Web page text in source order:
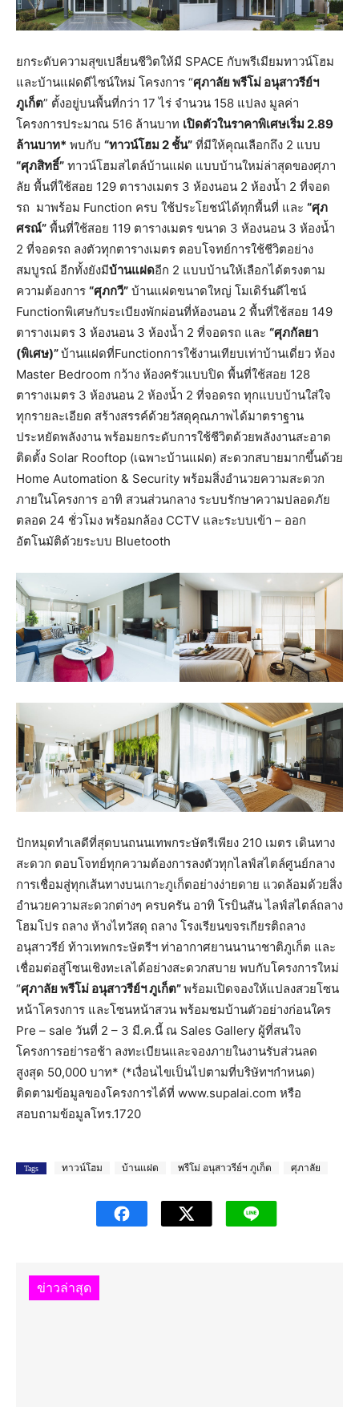
ยกระดับความสุขเปลี่ยนชีวิตให้มี SPACE กับพรีเมียมทาวน์โฮม
และบ้านแฝดดีไซน์ใหม่ โครงการ “ศุภาลัย พรีโม่ อนุสาวรีย์ฯ
ภูเก็ต” ตั้งอยู่บนพื้นที่กว่า 17 ไร่ จำนวน 158 แปลง มูลค่า
โครงการประมาณ 516 ล้านบาท เปิดตัวในราคาพิเศษเริ่ม 2.89
ล้านบาท* พบกับ “ทาวน์โฮม 2 ชั้น” ที่มีให้คุณเลือกถึง 2 แบบ
“ศุภสิทธิ์” ทาวน์โฮมสไตล์บ้านแฝด แบบบ้านใหม่ล่าสุดของศุภา
ลัย พื้นที่ใช้สอย 129 ตารางเมตร 3 ห้องนอน 2 ห้องน้ำ 2 ที่จอด
รถ มาพร้อม Function ครบ ใช้ประโยชน์ได้ทุกพื้นที่ และ “ศุภ
ศรณ์” พื้นที่ใช้สอย 119 ตารางเมตร ขนาด 3 ห้องนอน 3 ห้องน้ำ
2 ที่จอดรถ ลงตัวทุกตารางเมตร ตอบโจทย์การใช้ชีวิตอย่าง
สมบูรณ์ อีกทั้งยังมีบ้านแฝดอีก 2 แบบบ้านให้เลือกได้ตรงตาม
ความต้องการ “ศุภกวี” บ้านแฝดขนาดใหญ่ โมเดิร์นดีไซน์
Functionพิเศษกับระเบียงพักผ่อนที่ห้องนอน 2 พื้นที่ใช้สอย 149
ตารางเมตร 3 ห้องนอน 3 ห้องน้ำ 2 ที่จอดรถ และ “ศุภกัลยา
(พิเศษ)”บ้านแฝดที่Functionการใช้งานเทียบเท่าบ้านเดี่ยว ห้อง
Master Bedroom กว้าง ห้องครัวแบบปิด พื้นที่ใช้สอย 128
ตารางเมตร 3 ห้องนอน 2 ห้องน้ำ 2 ที่จอดรถ ทุกแบบบ้านใส่ใจ
ทุกรายละเอียด สร้างสรรค์ด้วยวัสดุคุณภาพได้มาตราฐาน
ประหยัดพลังงาน พร้อมยกระดับการใช้ชีวิตด้วยพลังงานสะอาด
ติดตั้ง Solar Rooftop (เฉพาะบ้านแฝด) สะดวกสบายมากขึ้นด้วย
Home Automation & Security พร้อมสิ่งอำนวยความสะดวก
ภายในโครงการ อาทิ สวนส่วนกลาง ระบบรักษาความปลอดภัย
ตลอด 24 ชั่วโมง พร้อมกล้อง CCTV และระบบเข้า – ออก
อัตโนมัติด้วยระบบ Bluetooth
ปักหมุดทำเลดีที่สุดบนถนนเทพกระษัตรีเพียง 210 เมตร เดินทาง
สะดวก ตอบโจทย์ทุกความต้องการลงตัวทุกไลฟ์สไตล์ศูนย์กลาง
การเชื่อมสู่ทุกเส้นทางบนเกาะภูเก็ตอย่างง่ายดาย แวดล้อมด้วยสิ่ง
อำนวยความสะดวกต่างๆ ครบครัน อาทิ โรบินสัน ไลฟ์สไตล์ถลาง
โฮมโปร ถลาง ห้างไทวัสดุ ถลาง โรงเรียนขจรเกียรติถลาง
อนุสาวรีย์ ท้าวเทพกระษัตรีฯ ท่าอากาศยานนานาชาติภูเก็ต และ
เชื่อมต่อสู่โซนเชิงทะเลได้อย่างสะดวกสบาย พบกับโครงการใหม่
“ศุภาลัย พรีโม่ อนุสาวรีย์ฯ ภูเก็ต”พร้อมเปิดจองให้แปลงสวยโซน
หน้าโครงการ และโซนหน้าสวน พร้อมชมบ้านตัวอย่างก่อนใคร
Pre – sale วันที่ 2 – 3 มี.ค.นี้ ณ Sales Gallery ผู้ที่สนใจ
โครงการอย่ารอช้า ลงทะเบียนและจองภายในงานรับส่วนลด
สูงสุด 50,000 บาท* (*เงื่อนไขเป็นไปตามที่บริษัทฯกำหนด)
ติดตามข้อมูลของโครงการได้ที่ www.supalai.com หรือ
สอบถามข้อมูลโทร.1720
Tags ทาวน์โฮม บ้านแฝด พรีโม่ อนุสาวรีย์ฯ ภูเก็ต ศุภาลัย
ข่าวล่าสุด